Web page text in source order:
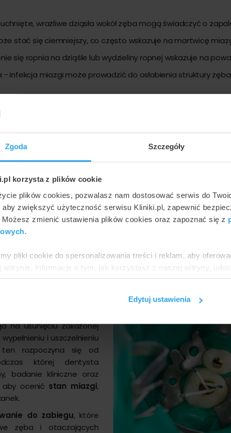
Zgoda Szczegóły
korzysta z plików cookie
plików cookies, pozwalasz nam dostosować serwis do
aby zwiększyć użyteczność serwisu Kliniki.pl, zapewnić
zmienić ustawienia plików cookies oraz zapoznać się z
.
pliki cookie do spersonalizowania treści i reklam, aby
witrynie. Informacje o tym, jak korzystasz z naszej witryny,
analitycznym. Partnerzy mogą połączyć te informacje z innymi
Edytuj ustawienia
wrażliwe dziąsła wokół zęba mogą świadczyć o
stać się ciemniejszy, co często wskazuje na martwicę
się ropnia na dziąśle lub wydzieliny ropnej wskazuje na
- infekcja miazgi może prowadzić do osłabienia struktury
miazgi zęba
przenikające przez zaawansowaną próchnicę mogą dotrzeć
lub upadki mogą prowadzić do pęknięć lub złamań zęba,
- częste zabiegi na tym samym zębie mogą
zęba, nawet te niewidoczne gołym okiem, mogą
choroby dziąseł mogą prowadzić do infekcji miazgi
zużycie zębów wraz z wiekiem może prowadzić do ich
zęba?
na usunięciu zakażonej
i uszczelnieniu
ten rozpoczyna się od
której dentysta
badanie kliniczne oraz
aby ocenić stan miazgi,
do zabiegu, które
zęba i otaczających